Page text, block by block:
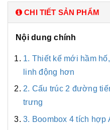
CHI TIẾT SẢN PHẨM
Nội dung chính
1. Thiết kế mới hầm
linh động hơn
2. Cấu trúc 2 đường
trưng
3. Boombox 4 tích hợp